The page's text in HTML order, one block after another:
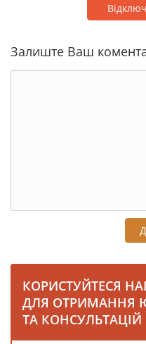
Залиште Ваш
КОРИСТУЙТЕСЯ
ДЛЯ ОТРИМАННЯ
ТА КОНСУЛЬТАЦІЙ